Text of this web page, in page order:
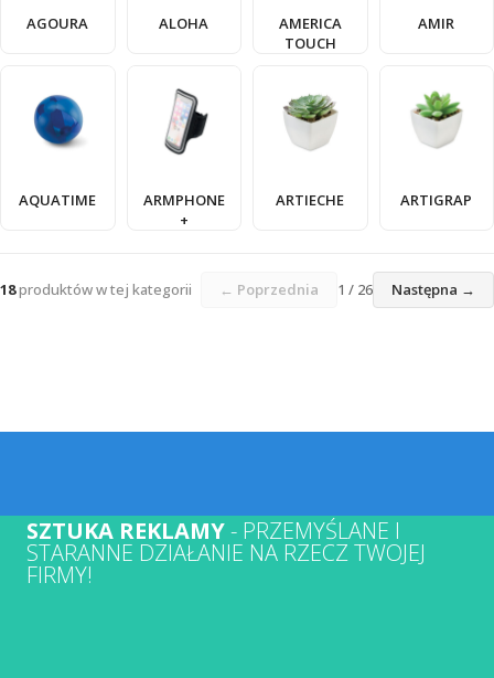
AGOURA ALOHA
AMERICA
TOUCH
AMIR
AQUATIME
ARMPHONE
+
ARTIECHE ARTIGRAP
18produktów w tej kategorii ← Poprzednia 1 / 26 Następna →
SZTUKA REKLAMY- PRZEMYŚLANE I
STARANNE DZIAŁANIE NA RZECZ TWOJEJ
FIRMY!